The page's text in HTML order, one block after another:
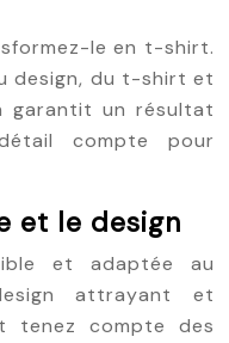
le en t-shirt.
design, du t-shirt et
garantit un résultat
compte pour
et le design
et adaptée au
attrayant et
tenez compte des